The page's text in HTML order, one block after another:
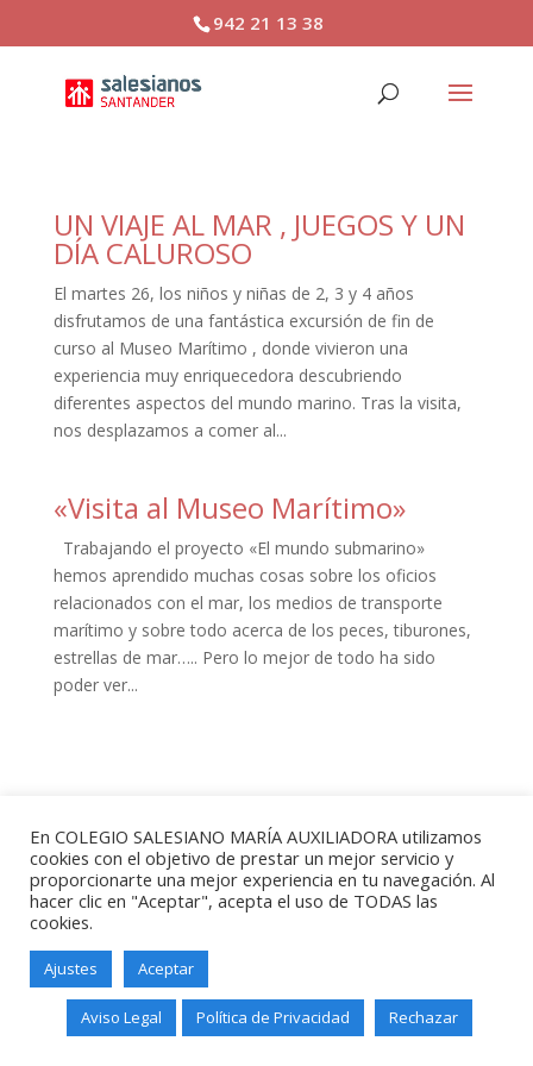
942 21 13 38
UN VIAJE AL MAR , JUEGOS Y UN
DÍA CALUROSO
El martes 26, los niños y niñas de 2, 3 y 4 años
disfrutamos de una fantástica excursión de fin de
curso al Museo Marítimo , donde vivieron una
experiencia muy enriquecedora descubriendo
diferentes aspectos del mundo marino. Tras la visita,
nos desplazamos a comer al...
«Visita al Museo Marítimo»
Trabajando el proyecto «El mundo submarino»
hemos aprendido muchas cosas sobre los oficios
relacionados con el mar, los medios de transporte
marítimo y sobre todo acerca de los peces, tiburones,
estrellas de mar….. Pero lo mejor de todo ha sido
poder ver...
Salesianos Santander - Paseo de
Altamira, 73 - 39006 - Santander -
En COLEGIO SALESIANO MARÍA AUXILIADORA utilizamos
cookies con el objetivo de prestar un mejor servicio y
proporcionarte una mejor experiencia en tu navegación. Al
hacer clic en "Aceptar", acepta el uso de TODAS las
cookies.
Ajustes Aceptar
Aviso Legal Política de Privacidad Rechazar